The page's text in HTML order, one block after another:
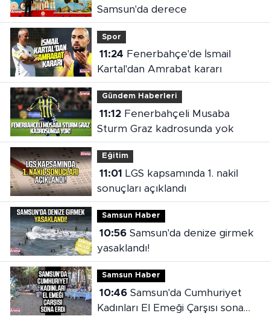
Samsun'da derece
Spor
11:24
Kartal'dan Amrabat kararı
Gündem Haberleri
11:12Fenerbahçeli Musaba
Sturm Graz kadrosunda yok
Eğitim
11:01
sonuçları açıklandı
Samsun Haber
10:56Samsun'da denize girmek
yasaklandı!
Samsun Haber
10:46Samsun'da Cumhuriyet
Kadınları El Emeği Çarşısı sona